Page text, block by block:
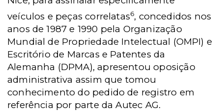
veículos e peças correlatas6, concedidos nos
anos de 1987 e 1990 pela Organização
Mundial de Propriedade Intelectual (OMPI) e
Escritório de Marcas e Patentes da
Alemanha (DPMA), apresentou oposição
administrativa assim que tomou
conhecimento do pedido de registro em
referência por parte da Autec AG.